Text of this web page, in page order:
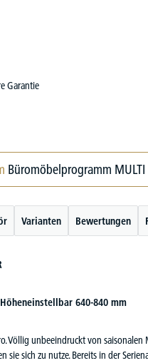
Garantie
Büromöbelprogramm MULTI
Varianten Bewertungen
640-840 mm
Völlig unbeeindruckt von
sie sich zu nutze. Bereits in der